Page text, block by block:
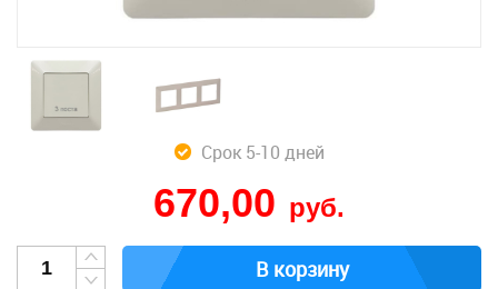
Срок 5-10 дней
670,00 руб.
В корзину